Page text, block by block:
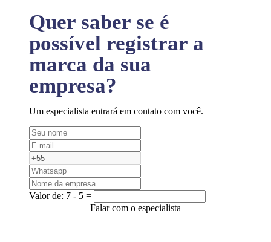
Quer saber se é
possível registrar a
marca da sua
empresa?
Um especialista entrará em contato com você.
Valor de: 7 - 5 =
Falar com o especialista